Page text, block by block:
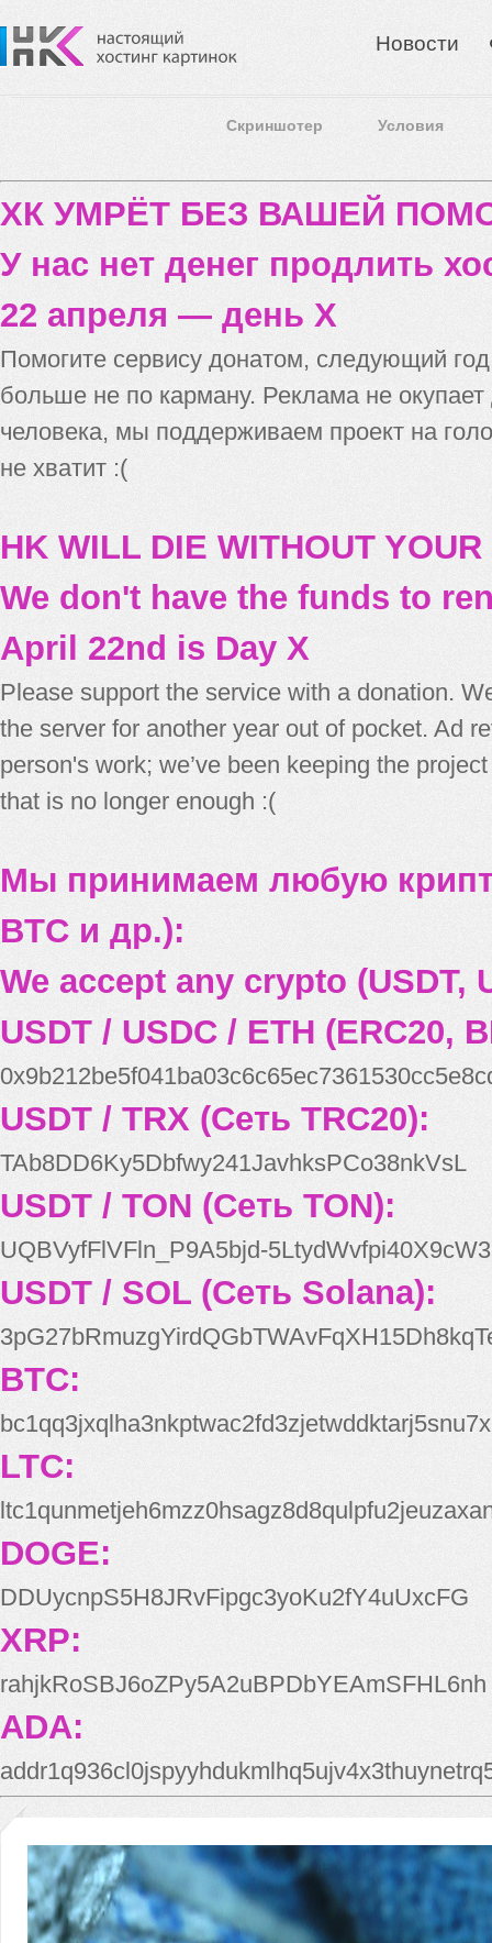
Новости
Скриншотер Условия
ХК УМРЁТ БЕЗ ВАШЕЙ
У нас нет денег продлить
22 апреля — день X
Помогите сервису донатом, следующий
больше не по карману. Реклама не
человека, мы поддерживаем проект на
не хватит :(
HK WILL DIE WITHOUT
We don't have the funds to
April 22nd is Day X
Please support the service with a donation.
the server for another year out of pocket. Ad
person's work; we’ve been keeping the
that is no longer enough :(
Мы принимаем любую
BTC и др.):
We accept any crypto (USDT,
USDT / USDC / ETH (ERC20,
USDT / TRX (Сеть TRC20):
TAb8DD6Ky5Dbfwy241JavhksPCo38nkVsL
USDT / TON (Сеть TON):
UQBVyfFlVFln_P9A5bjd-
USDT / SOL (Сеть Solana):
BTC:
bc1qq3jxqlha3nkptwac2fd3zjetwddktarj5snu7x
LTC:
DOGE:
DDUycnpS5H8JRvFipgc3yoKu2fY4uUxcFG
XRP:
rahjkRoSBJ6oZPy5A2uBPDbYEAmSFHL6nh
ADA: